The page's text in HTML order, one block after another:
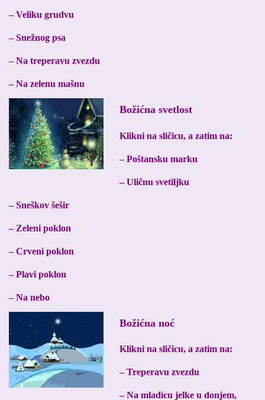
– Veliku grudvu
– Snežnog psa
– Na treperavu zvezdu
– Na zelenu mašnu
Božićna svetlost
Klikni na sličicu, a zatim na:
– Poštansku marku
– Uličnu svetiljku
– Sneškov šešir
– Zeleni poklon
– Crveni poklon
– Plavi poklon
– Na nebo
Božićna noć
Klikni na sličicu, a zatim na:
– Treperavu zvezdu
– Na mladicu jelke u donjem,